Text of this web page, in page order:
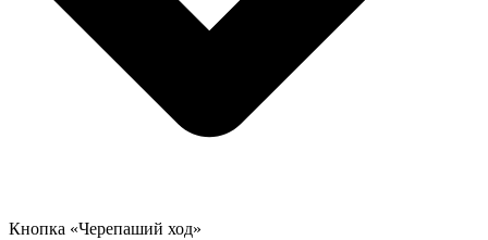
Кнопка «Черепаший ход»